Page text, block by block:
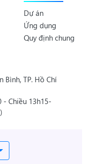
Bình, TP. Hồ Chí
- Chiều 13h15-
Dự án
Ứng dụng
Quy định chung